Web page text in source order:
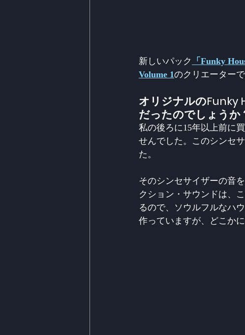
新しいパック 「Funky
Volume 1のクリエーター
オリジナルのFunky
だったのでしょうか
私の後ろに15年以上前に
せんでした。このシンセ
た。
そのシンセサイザーの音
クション・サウンドは、
るので、ソウルフルなハ
作っていますが、どこか